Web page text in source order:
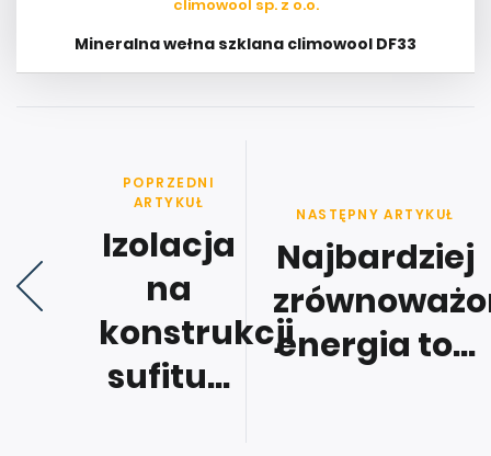
climowool sp. z o.o.
Mineralna wełna szklana climowool DF33
POPRZEDNI
ARTYKUŁ
Izolacja
na
konstrukcji
sufitu...
NASTĘPNY ARTYKUŁ
Najbardziej
energia to...